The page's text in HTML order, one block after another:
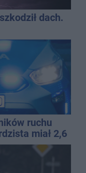
dach.
ruchu
miał 2,6